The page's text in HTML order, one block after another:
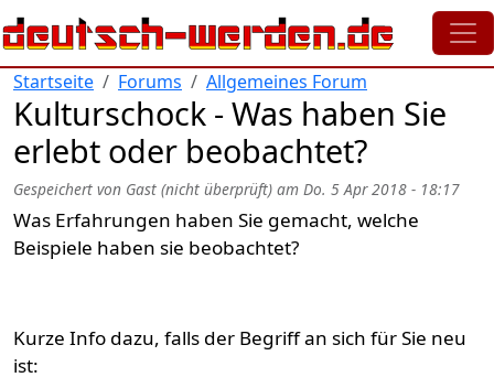
Direkt zum Inhalt
Startseite Forums Allgemeines Forum
Kulturschock - Was haben Sie
erlebt oder beobachtet?
Gespeichert von Gast (nicht überprüft) am Do. 5 Apr 2018 - 18:17
Was Erfahrungen haben Sie gemacht, welche
Beispiele haben sie beobachtet?
Kurze Info dazu, falls der Begriff an sich für Sie neu
ist: